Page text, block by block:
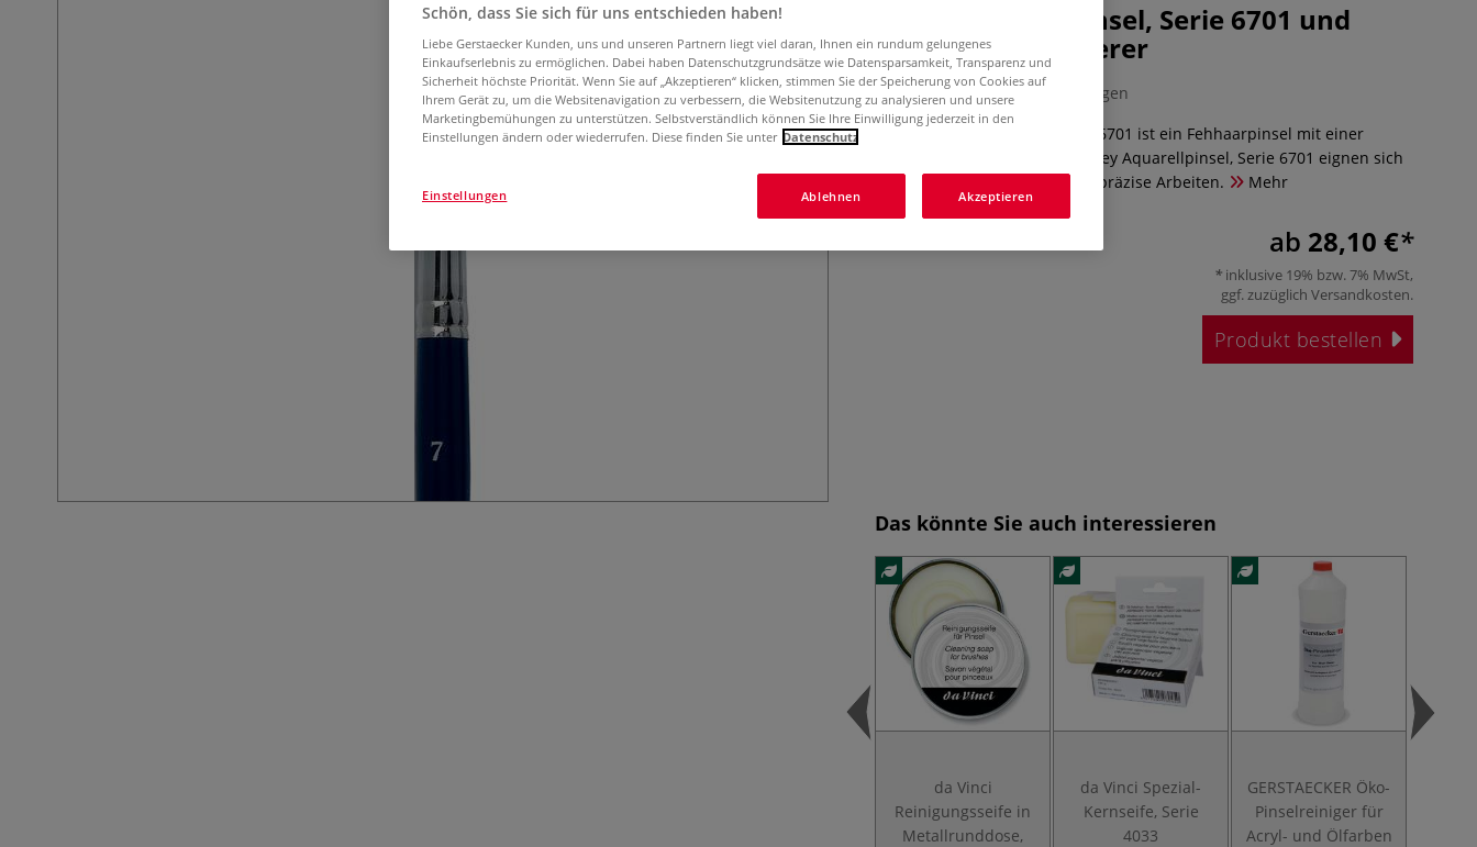
ISABEY Aquarellpinsel, Serie 6701 und
6707 Fehhaar-Linierer
0 Bewertungen
Der Isabey Aquarellpinsel, Serie 6701 ist ein Fehhaarpinsel mit einer
Spitze aus Kolinskyhaar. Die Isabey Aquarellpinsel, Serie 6701 eignen sich
besonders für feine Details und präzise Arbeiten.
Mehr
ab 28,10 €
inklusive 19% bzw. 7% MwSt,
ggf. zuzüglich Versandkosten.
Produkt bestellen
Das könnte Sie auch interessieren
da Vinci
Reinigungsseife in
Metallrunddose,
da Vinci Spezial-
Kernseife, Serie
4033
GERSTAECKER Öko-
Pinselreiniger für
Acryl- und Ölfarben
Schön, dass Sie sich für uns entschieden haben!
Liebe Gerstaecker Kunden, uns und unseren Partnern liegt viel daran, Ihnen ein rundum gelungenes
Einkaufserlebnis zu ermöglichen. Dabei haben Datenschutzgrundsätze wie Datensparsamkeit, Transparenz und
Sicherheit höchste Priorität. Wenn Sie auf „Akzeptieren“ klicken, stimmen Sie der Speicherung von Cookies auf
Ihrem Gerät zu, um die Websitenavigation zu verbessern, die Websitenutzung zu analysieren und unsere
Marketingbemühungen zu unterstützen. Selbstverständlich können Sie Ihre Einwilligung jederzeit in den
Einstellungen ändern oder wiederrufen. Diese finden Sie unter Datenschutz
Ablehnen Akzeptieren
Einstellungen